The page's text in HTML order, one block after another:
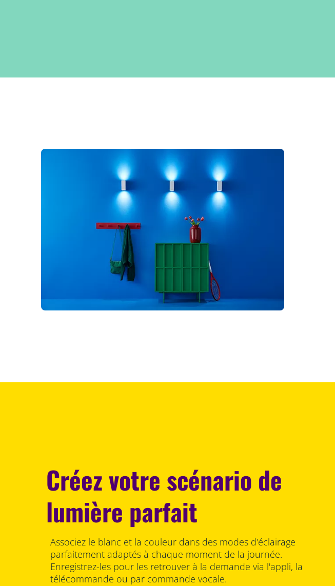
Créez votre scénario de
lumière parfait
Associez le blanc et la couleur dans des modes d'éclairage
parfaitement adaptés à chaque moment de la journée.
Enregistrez-les pour les retrouver à la demande via l'appli, la
télécommande ou par commande vocale.